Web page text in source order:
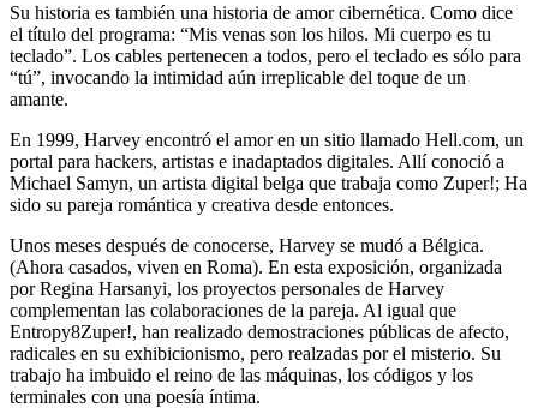
Su historia es también una historia de amor cibernética. Como dice
el título del programa: “Mis venas son los hilos. Mi cuerpo es tu
teclado”. Los cables pertenecen a todos, pero el teclado es sólo para
“tú”, invocando la intimidad aún irreplicable del toque de un
amante.
En 1999, Harvey encontró el amor en un sitio llamado Hell.com, un
portal para hackers, artistas e inadaptados digitales. Allí conoció a
Michael Samyn, un artista digital belga que trabaja como Zuper!; Ha
sido su pareja romántica y creativa desde entonces.
Unos meses después de conocerse, Harvey se mudó a Bélgica.
(Ahora casados, viven en Roma). En esta exposición, organizada
por Regina Harsanyi, los proyectos personales de Harvey
complementan las colaboraciones de la pareja. Al igual que
Entropy8Zuper!, han realizado demostraciones públicas de afecto,
radicales en su exhibicionismo, pero realzadas por el misterio. Su
trabajo ha imbuido el reino de las máquinas, los códigos y los
terminales con una poesía íntima.